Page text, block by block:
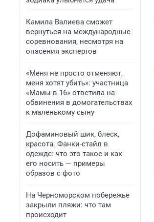
Камила Валиева сможет
вернуться на международные
соревнования, несмотря на
опасения экспертов
«Меня не просто отменяют,
меня хотят убить»: участница
«Мамы в 16» ответила на
обвинения в домогательствах
к маленькому сыну
Дофаминовый шик, блеск,
красота. Фанки-стайл в
одежде: что это такое и как
его носить — примеры
образов с фото
На Черноморском побережье
закрыли пляжи: что там
происходит